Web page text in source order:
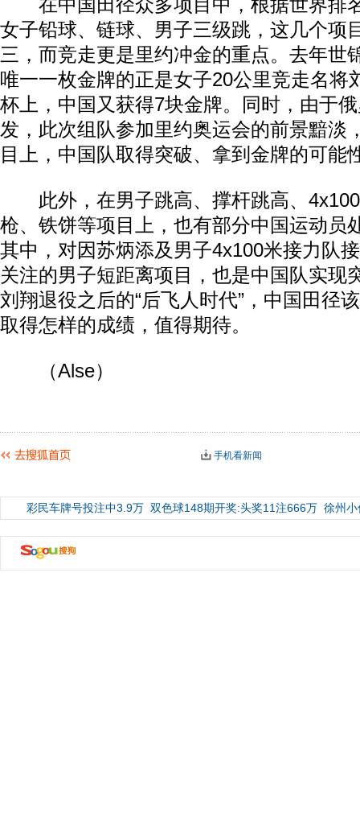
在中国田径众多项目中，根据世界排
女子铅球、链球、男子三级跳，这几个项
三，而竞走更是里约冲金的重点。去年世
唯一一枚金牌的正是女子20公里竞走名将
杯上，中国又获得7块金牌。同时，由于
发，此次组队参加里约奥运会的前景黯淡
目上，中国队取得突破、拿到金牌的可能
此外，在男子跳高、撑杆跳高、4x100
枪、铁饼等项目上，也有部分中国运动员
其中，对因苏炳添及男子4x100米接力队
关注的男子短距离项目，也是中国队实现
刘翔退役之后的“后飞人时代”，中国田径
取得怎样的成绩，值得期待。
（Alse）
手机看新闻
彩民车牌号投注中3.9万 双色球148期开奖:头奖11注666万 徐州